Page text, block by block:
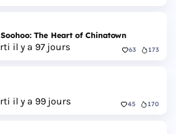
The Heart of Chinatown
il y a 97 jours 63 173
il y a 99 jours 45 170